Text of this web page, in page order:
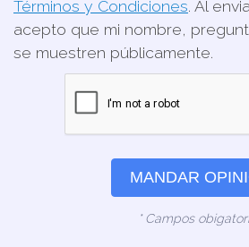
Términos y Condiciones. Al
acepto que mi nombre,
se muestren públicamente.
MANDAR
* Campos